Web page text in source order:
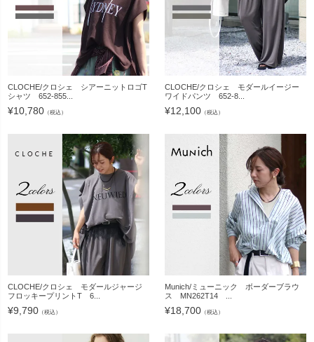
CLOCHE/クロシェ シアーニットロゴT
シャツ 652-855...
¥10,780 （税込）
CLOCHE/クロシェ モダールイージー
ワイドパンツ 652-8...
¥12,100 （税込）
CLOCHE/クロシェ モダールジャージ
フロッキープリントT 6...
¥9,790 （税込）
Munich/ミューニック ボーダーブラウ
ス MN262T14 ...
¥18,700 （税込）